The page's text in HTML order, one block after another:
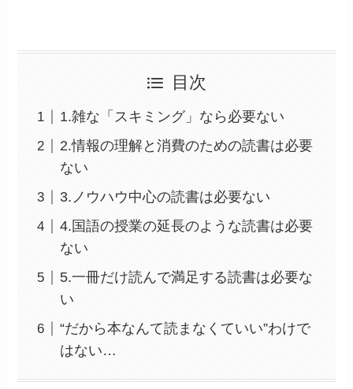
目次
1.雑な「スキミング」なら必要ない
2.情報の理解と消費のための読書は必要
ない
3.ノウハウ中心の読書は必要ない
4.国語の授業の延長のような読書は必要
ない
5.一冊だけ読んで満足する読書は必要な
い
“だから本なんて読まなくていい”わけで
はない…